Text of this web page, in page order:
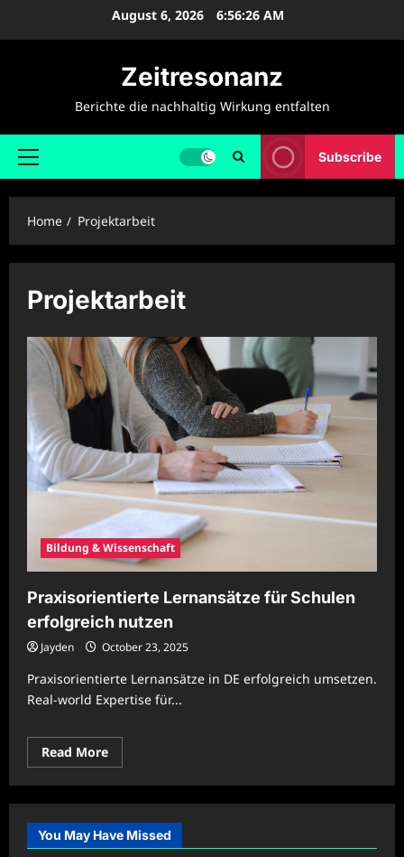
August 6, 2026 6:56:26 AM
Zeitresonanz
Berichte die nachhaltig Wirkung entfalten
Primary
Subscribe
Home Projektarbeit
Projektarbeit
Bildung & Wissenschaft
Praxisorientierte Lernansätze für Schulen
erfolgreich nutzen
Jayden October 23, 2025
Praxisorientierte Lernansätze in DE erfolgreich umsetzen.
Real-world Expertise für...
Read MoreRead
more
Praxisorientierte
Lernansätze
Schulen
erfolgreich
nutzen
You May Have Missed